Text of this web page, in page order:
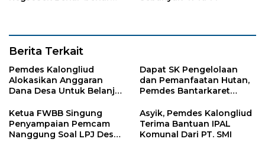
Berita Terkait
Pemdes Kalongliud
Alokasikan Anggaran
Dana Desa Untuk Belanja
Dapat SK Pengelolaan
dan Pemanfaatan Hutan,
Pemdes Bantarkaret
Ciguha
Ketua FWBB Singung
Penyampaian Pemcam
Nanggung Soal LPJ Desa
Asyik, Pemdes Kalongliud
Terima Bantuan IPAL
Komunal Dari PT. SMI